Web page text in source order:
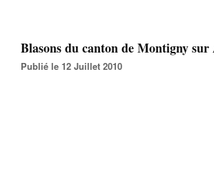
Blasons du canton de Montigny sur
Publié le 12 Juillet 2010